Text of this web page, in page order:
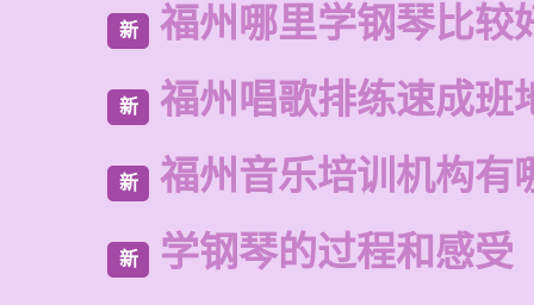
新 福州哪里学钢琴比较
新 福州唱歌排练速成班
新 福州音乐培训机构有
新 学钢琴的过程和感受